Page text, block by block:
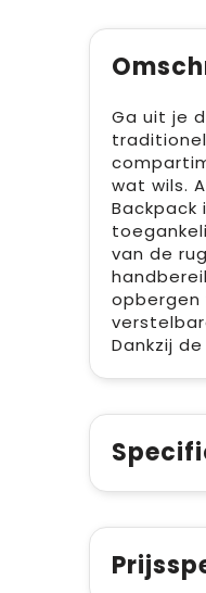
Ga uit je
wat wils.
van de
opbergen
Dankzij